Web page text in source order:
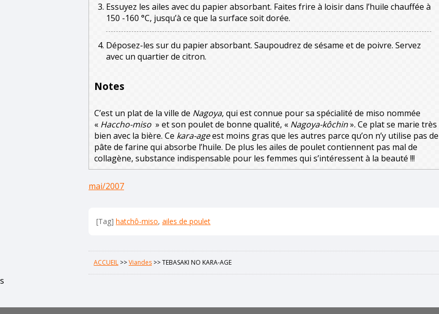
Essuyez les ailes avec du papier absorbant. Faites frire à loisir dans l’huile chauffée à
150 -160 °C, jusqu’à ce que la surface soit dorée.
Déposez-les sur du papier absorbant. Saupoudrez de sésame et de poivre. Servez
avec un quartier de citron.
Notes
C’est un plat de la ville de Nagoya, qui est connue pour sa spécialité de miso nommée
« Haccho-miso » et son poulet de bonne qualité, « Nagoya-kôchin». Ce plat se marie très
bien avec la bière. Ce kara-ageest moins gras que les autres parce qu’on n’y utilise pas de
pâte de farine qui absorbe l’huile. De plus les ailes de poulet contiennent pas mal de
collagène, substance indispensable pour les femmes qui s’intéressent à la beauté !!!
mai/2007
[Tag] hatchô-miso, ailes de poulet
ACCUEIL >>Viandes >>TEBASAKI NO KARA-AGE
s